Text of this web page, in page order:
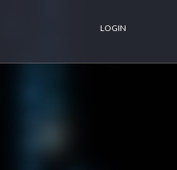
LOGIN